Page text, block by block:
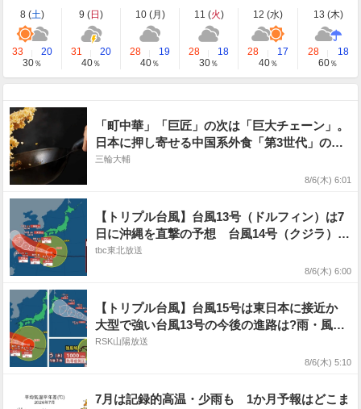
8 (土) 9 (日 ) 10 (月 ) 11 (火) 12 (水) 13 (木)
33
20
30％
31
20
40％
28
19
40％
28
18
30％
28
17
40％
28
18
60％
「町中華」「巨匠」の次は「巨大チェーン」。
日本に押し寄せる中国系外食「第3世代」の正
体 #エキスパートトピ
三輪大輔
8/6(木) 6:01
【トリプル台風】台風13号（ドルフィン）は7
日に沖縄を直撃の予想 台風14号（クジラ）は
6日午後に熱帯低気圧へ 台風15号（チャンホ
ン）は11日に東日本〜北日本の太平洋側に近づ
tbc東北放送
8/6(木) 6:00
【トリプル台風】台風15号は東日本に接近か
大型で強い台風13号の今後の進路は?雨・風シ
ミュレーションを確認【気象庁台風情報 6日午
RSK山陽放送
8/6(木) 5:10
7月は記録的高温・少雨も 1か月予報はどこま